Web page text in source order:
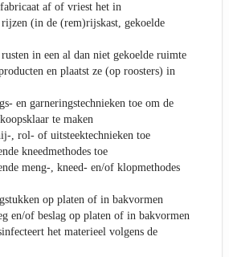
af of vriest het in
rijzen (in de (rem)rijskast, gekoelde
in een al dan niet gekoelde ruimte
en plaatst ze (op roosters) in
en garneringstechnieken toe om de
te maken
, rol- of uitsteektechnieken toe
kneedmethodes toe
meng-, kneed- en/of klopmethodes
op platen of in bakvormen
en/of beslag op platen of in bakvormen
het materieel volgens de